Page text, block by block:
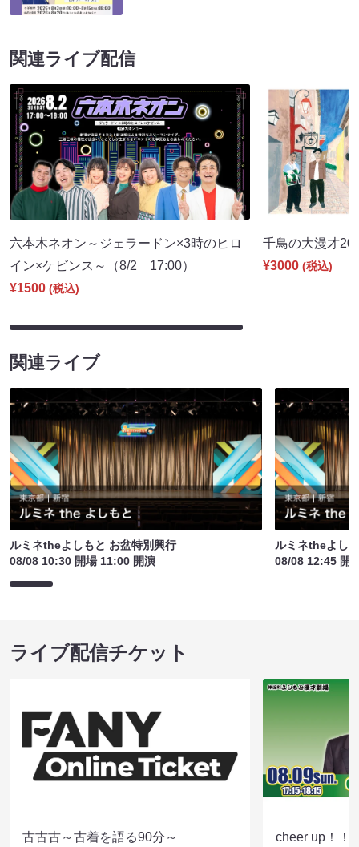
関連ライブ配信
六本木ネオン～ジェラードン×3時のヒロ
イン×ケビンス～（8/2 17:00）
¥1500 (税込)
千鳥の大漫才
¥3000 (税込)
関連ライブ
ルミネtheよしもと お盆特別興行
08/08 10:30 開場 11:00 開演
ルミネtheよし
08/08 12:45 開
ライブ配信チケット
古古古～古着を語る90分～
cheer up！